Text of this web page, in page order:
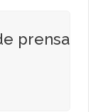
prensa